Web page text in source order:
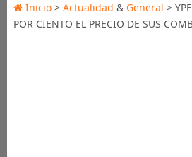
Inicio> Actualidad & General >
POR CIENTO EL PRECIO DE SUS